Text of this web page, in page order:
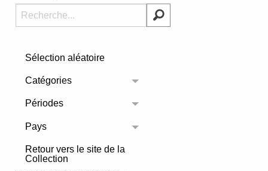
Sélection aléatoire
Catégories
Toggle menu
Périodes
Toggle menu
Pays
Toggle menu
Retour vers le site de la
Collection